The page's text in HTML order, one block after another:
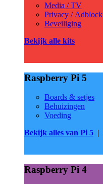
Media / TV
Privacy / Adblock
Beveiliging
Bekijk alle kits
Raspberry Pi 5
Boards & setjes
Behuizingen
Voeding
Bekijk alles van Pi 5 |
Raspberry Pi 4